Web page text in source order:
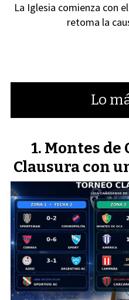
La Iglesia comienza con
retoma la
Lo
Montes de
Clausura con